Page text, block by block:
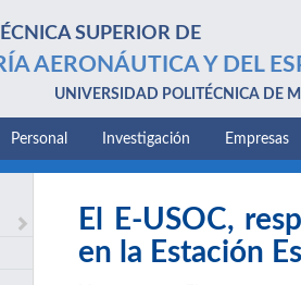
SUPERIOR DE
AERONÁUTICA Y DEL
UNIVERSIDAD POLITÉCNICA DE
Personal Investigación Empresas
El E-USOC,
en la Estación